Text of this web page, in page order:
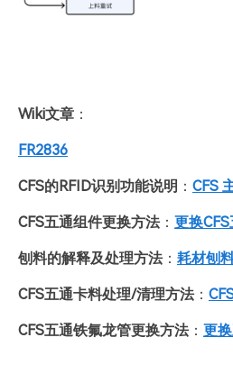
Wiki文章 ：
FR2836
CFS的RFID识别功能说明 ： CFS
CFS五通组件更换方法： 更换
刨料的解释及处理方法： 耗材刨
CFS五通卡料处理/清理方法：
CFS五通铁氟龙管更换方法： 更